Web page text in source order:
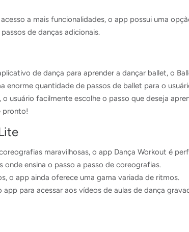
a mais funcionalidades, o app possui uma
de danças adicionais.
de dança para aprender a dançar ballet, o
enorme quantidade de passos de ballet para o
usuário facilmente escolhe o passo que deseja
pronto!
maravilhosas, o app Dança Workout é
onde ensina o passo a passo de coreografias.
o app ainda oferece uma gama variada de ritmos.
app para acessar aos vídeos de aulas de dança